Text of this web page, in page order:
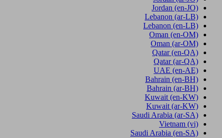
Jordan (en-JO)
Lebanon (ar-LB)
Lebanon (en-LB)
Oman (en-OM)
Oman (ar-OM)
Qatar (en-QA)
Qatar (ar-QA)
UAE (en-AE)
Bahrain (en-BH)
Bahrain (ar-BH)
Kuwait (en-KW)
Kuwait (ar-KW)
Saudi Arabia (ar-SA)
Vietnam (vi)
Saudi Arabia (en-SA)